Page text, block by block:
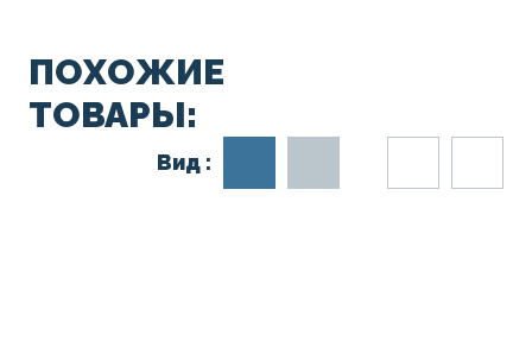
ПОХОЖИЕ
ТОВАРЫ:
Вид :